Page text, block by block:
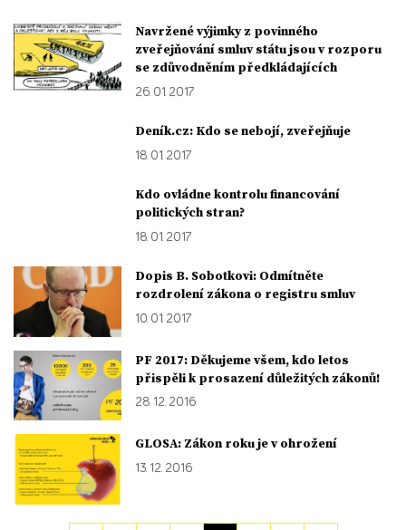
Navržené výjimky z povinného
zveřejňování smluv státu jsou v rozporu
se zdůvodněním předkládajících
26. 01. 2017
Deník.cz: Kdo se nebojí, zveřejňuje
18. 01. 2017
Kdo ovládne kontrolu financování
politických stran?
18. 01. 2017
Dopis B. Sobotkovi: Odmítněte
rozdrolení zákona o registru smluv
10. 01. 2017
PF 2017: Děkujeme všem, kdo letos
přispěli k prosazení důležitých zákonů!
28. 12. 2016
GLOSA: Zákon roku je v ohrožení
13. 12. 2016